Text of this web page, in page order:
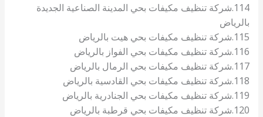
114.شركة تنظيف مكيفات بحي المدينة الصناعية الجديدة
بالرياض
115.شركة تنظيف مكيفات بحي هيت بالرياض
116.شركة تنظيف مكيفات بحي الفواز بالرياض
117.شركة تنظيف مكيفات بحي الرمال بالرياض
118.شركة تنظيف مكيفات بحي القادسية بالرياض
119.شركة تنظيف مكيفات بحي الجنادرية بالرياض
120.شركة تنظيف مكيفات بحي قرطبة بالرياض